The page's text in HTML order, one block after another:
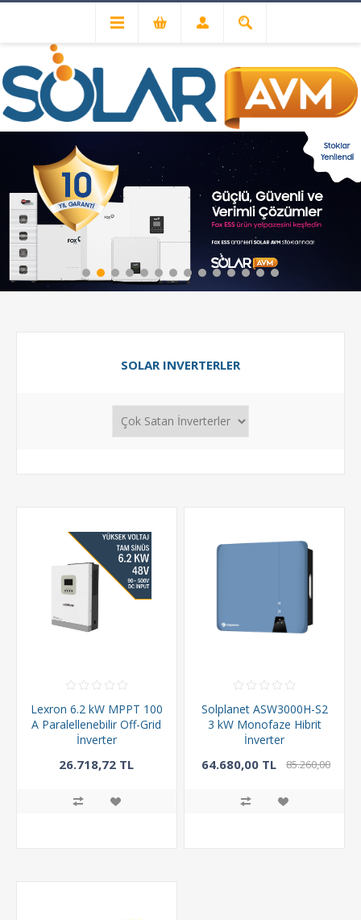
SOLAR INVERTERLER
Lexron 6.2 kW MPPT 100
A Paralellenebilir Off-Grid
İnverter
26.718,72 TL
Solplanet ASW3000H-S2
3 kW Monofaze Hibrit
İnverter
64.680,00 TL
85.260,00